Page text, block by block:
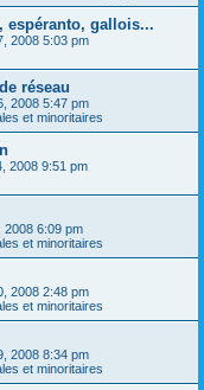
espéranto, gallois...
2008 5:03 pm
réseau
2008 5:47 pm
et minoritaires
2008 9:51 pm
2008 6:09 pm
et minoritaires
2008 2:48 pm
et minoritaires
2008 8:34 pm
et minoritaires